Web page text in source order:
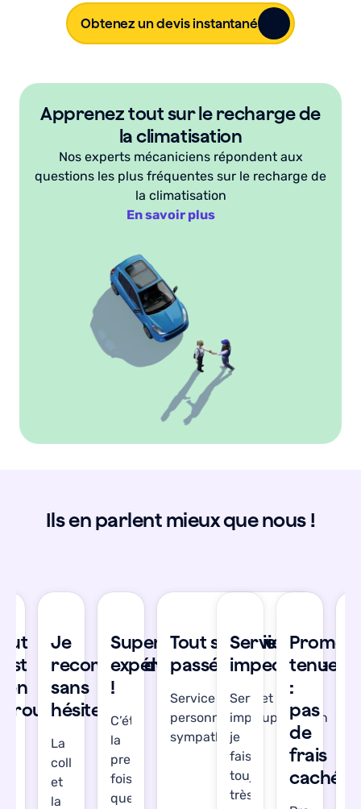
Obtenez un devis instantané
Apprenez tout sur le recharge de
la climatisation
Nos experts mécaniciens répondent aux
questions les plus fréquentes sur le recharge de
la climatisation
En savoir plus
Ils en parlent mieux que nous !
Je
recommande
sans
hésiter
La
collecte
et
la
Super
expérience
!
C’était
la
première
fois
que
Tout s'est bien
passé !
Service réactif et les
personnes en support son
sympathiques !
Service
impeccable
Service
impeccable,
je
fais
toujours
très
tenue
:
pas
de
frais
cachés